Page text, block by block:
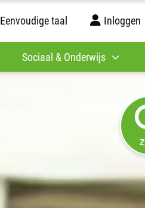
Eenvoudige taal Inloggen
Sociaal & Onderwijs